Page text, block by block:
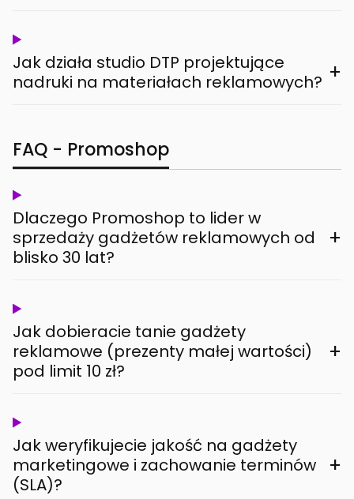
Jak działa studio DTP projektujące
nadruki na materiałach reklamowych? +
FAQ - Promoshop
Dlaczego Promoshop to lider w
sprzedaży gadżetów reklamowych od
blisko 30 lat?
+
Jak dobieracie tanie gadżety
reklamowe (prezenty małej wartości)
pod limit 10 zł?
+
Jak weryfikujecie jakość na gadżety
marketingowe i zachowanie terminów
(SLA)?
+